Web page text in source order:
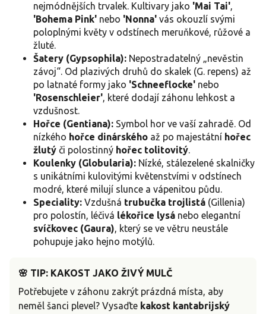
nejmódnějších trvalek. Kultivary jako 'Mai Tai',
'Bohema Pink' nebo 'Nonna' vás okouzlí svými
poloplnými květy v odstínech meruňkové, růžové a
žluté.
Šatery (Gypsophila): Nepostradatelný „nevěstin
závoj“. Od plazivých druhů do skalek (G. repens) až
po latnaté formy jako 'Schneeflocke' nebo
'Rosenschleier', které dodají záhonu lehkost a
vzdušnost.
Hořce (Gentiana): Symbol hor ve vaší zahradě. Od
nízkého hořce dinárského až po majestátní hořec
žlutý či polostinný hořec tolitovitý.
Koulenky (Globularia): Nízké, stálezelené skalničky
s unikátními kulovitými květenstvími v odstínech
modré, které milují slunce a vápenitou půdu.
Speciality: Vzdušná trubučka trojlistá (Gillenia)
pro polostín, léčivá lékořice lysá nebo elegantní
svíčkovec (Gaura), který se ve větru neustále
pohupuje jako hejno motýlů.
🌸 TIP: KAKOST JAKO ŽIVÝ MULČ
Potřebujete v záhonu zakrýt prázdná místa, aby
neměl šanci plevel? Vysaďte kakost kantabrijský